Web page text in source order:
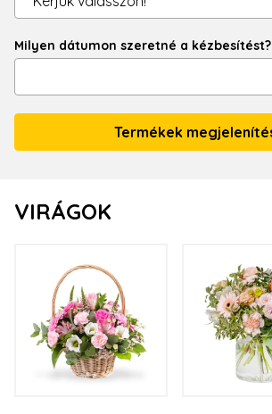
Milyen dátumon szeretné a kézbesítést?
VIRÁGOK